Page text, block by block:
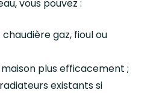
vous pouvez :
gaz, fioul ou
plus efficacement ;
existants si